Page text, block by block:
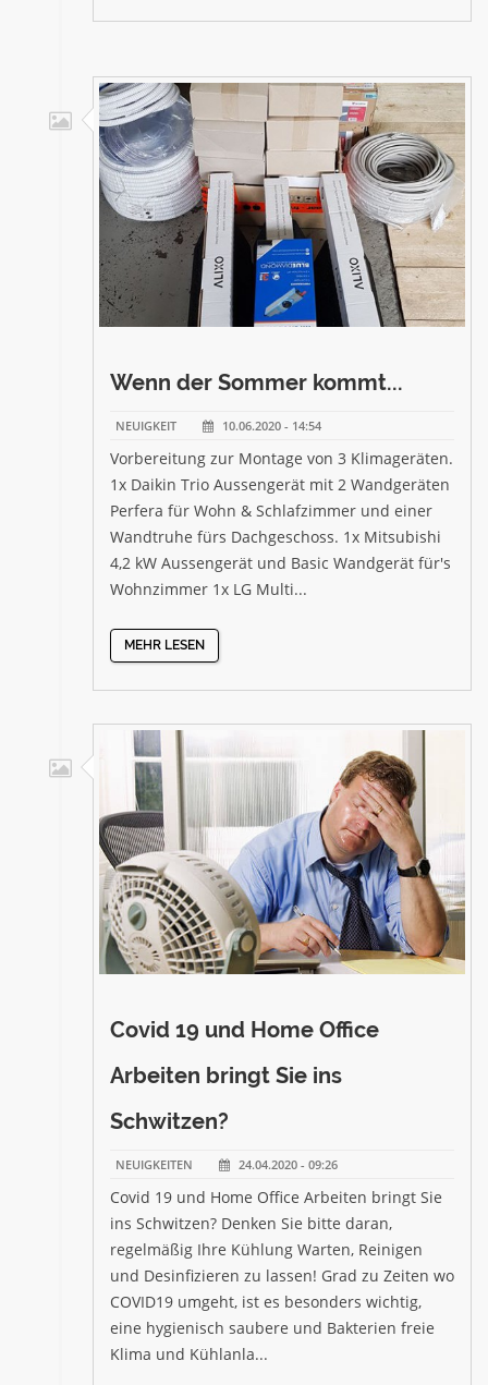
Wenn der Sommer kommt...
NEUIGKEIT 10.06.2020 - 14:54
Vorbereitung zur Montage von 3 Klimageräten.
1x Daikin Trio Aussengerät mit 2 Wandgeräten
Perfera für Wohn & Schlafzimmer und einer
Wandtruhe fürs Dachgeschoss. 1x Mitsubishi
4,2 kW Aussengerät und Basic Wandgerät für's
Wohnzimmer 1x LG Multi...
MEHR LESEN
Covid 19 und Home Office
Arbeiten bringt Sie ins
Schwitzen?
NEUIGKEITEN 24.04.2020 - 09:26
Covid 19 und Home Office Arbeiten bringt Sie
ins Schwitzen? Denken Sie bitte daran,
regelmäßig Ihre Kühlung Warten, Reinigen
und Desinfizieren zu lassen! Grad zu Zeiten wo
COVID19 umgeht, ist es besonders wichtig,
eine hygienisch saubere und Bakterien freie
Klima und Kühlanla...